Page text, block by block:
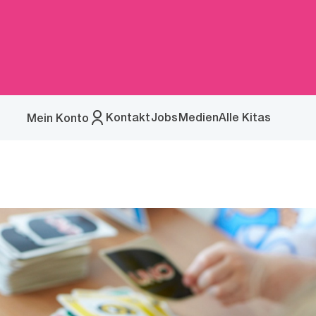
KontaktJobsMedienAlle Kitas
Mein Konto
Menü